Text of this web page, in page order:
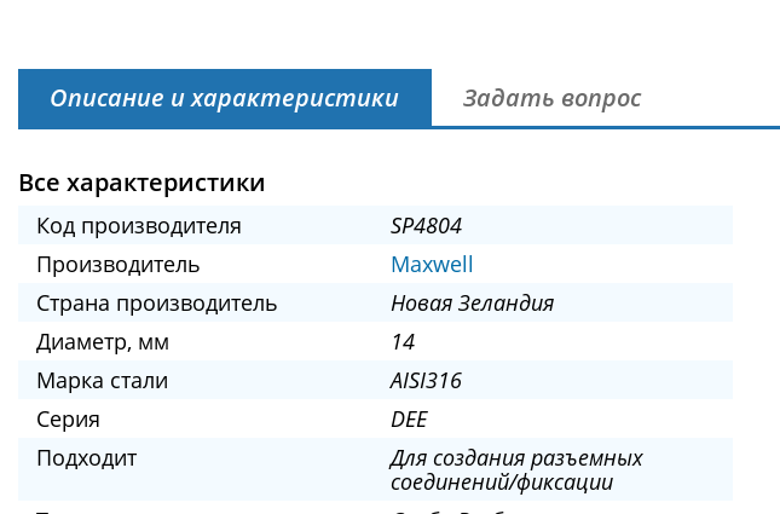
Описание и характеристики Задать вопрос
Все характеристики
Код производителя
SP4804
Производитель
Maxwell
Страна производитель
Новая Зеландия
Диаметр, мм
14
Марка стали
AISI316
Серия
DEE
Подходит
Для создания разъемных
соединений/фиксации